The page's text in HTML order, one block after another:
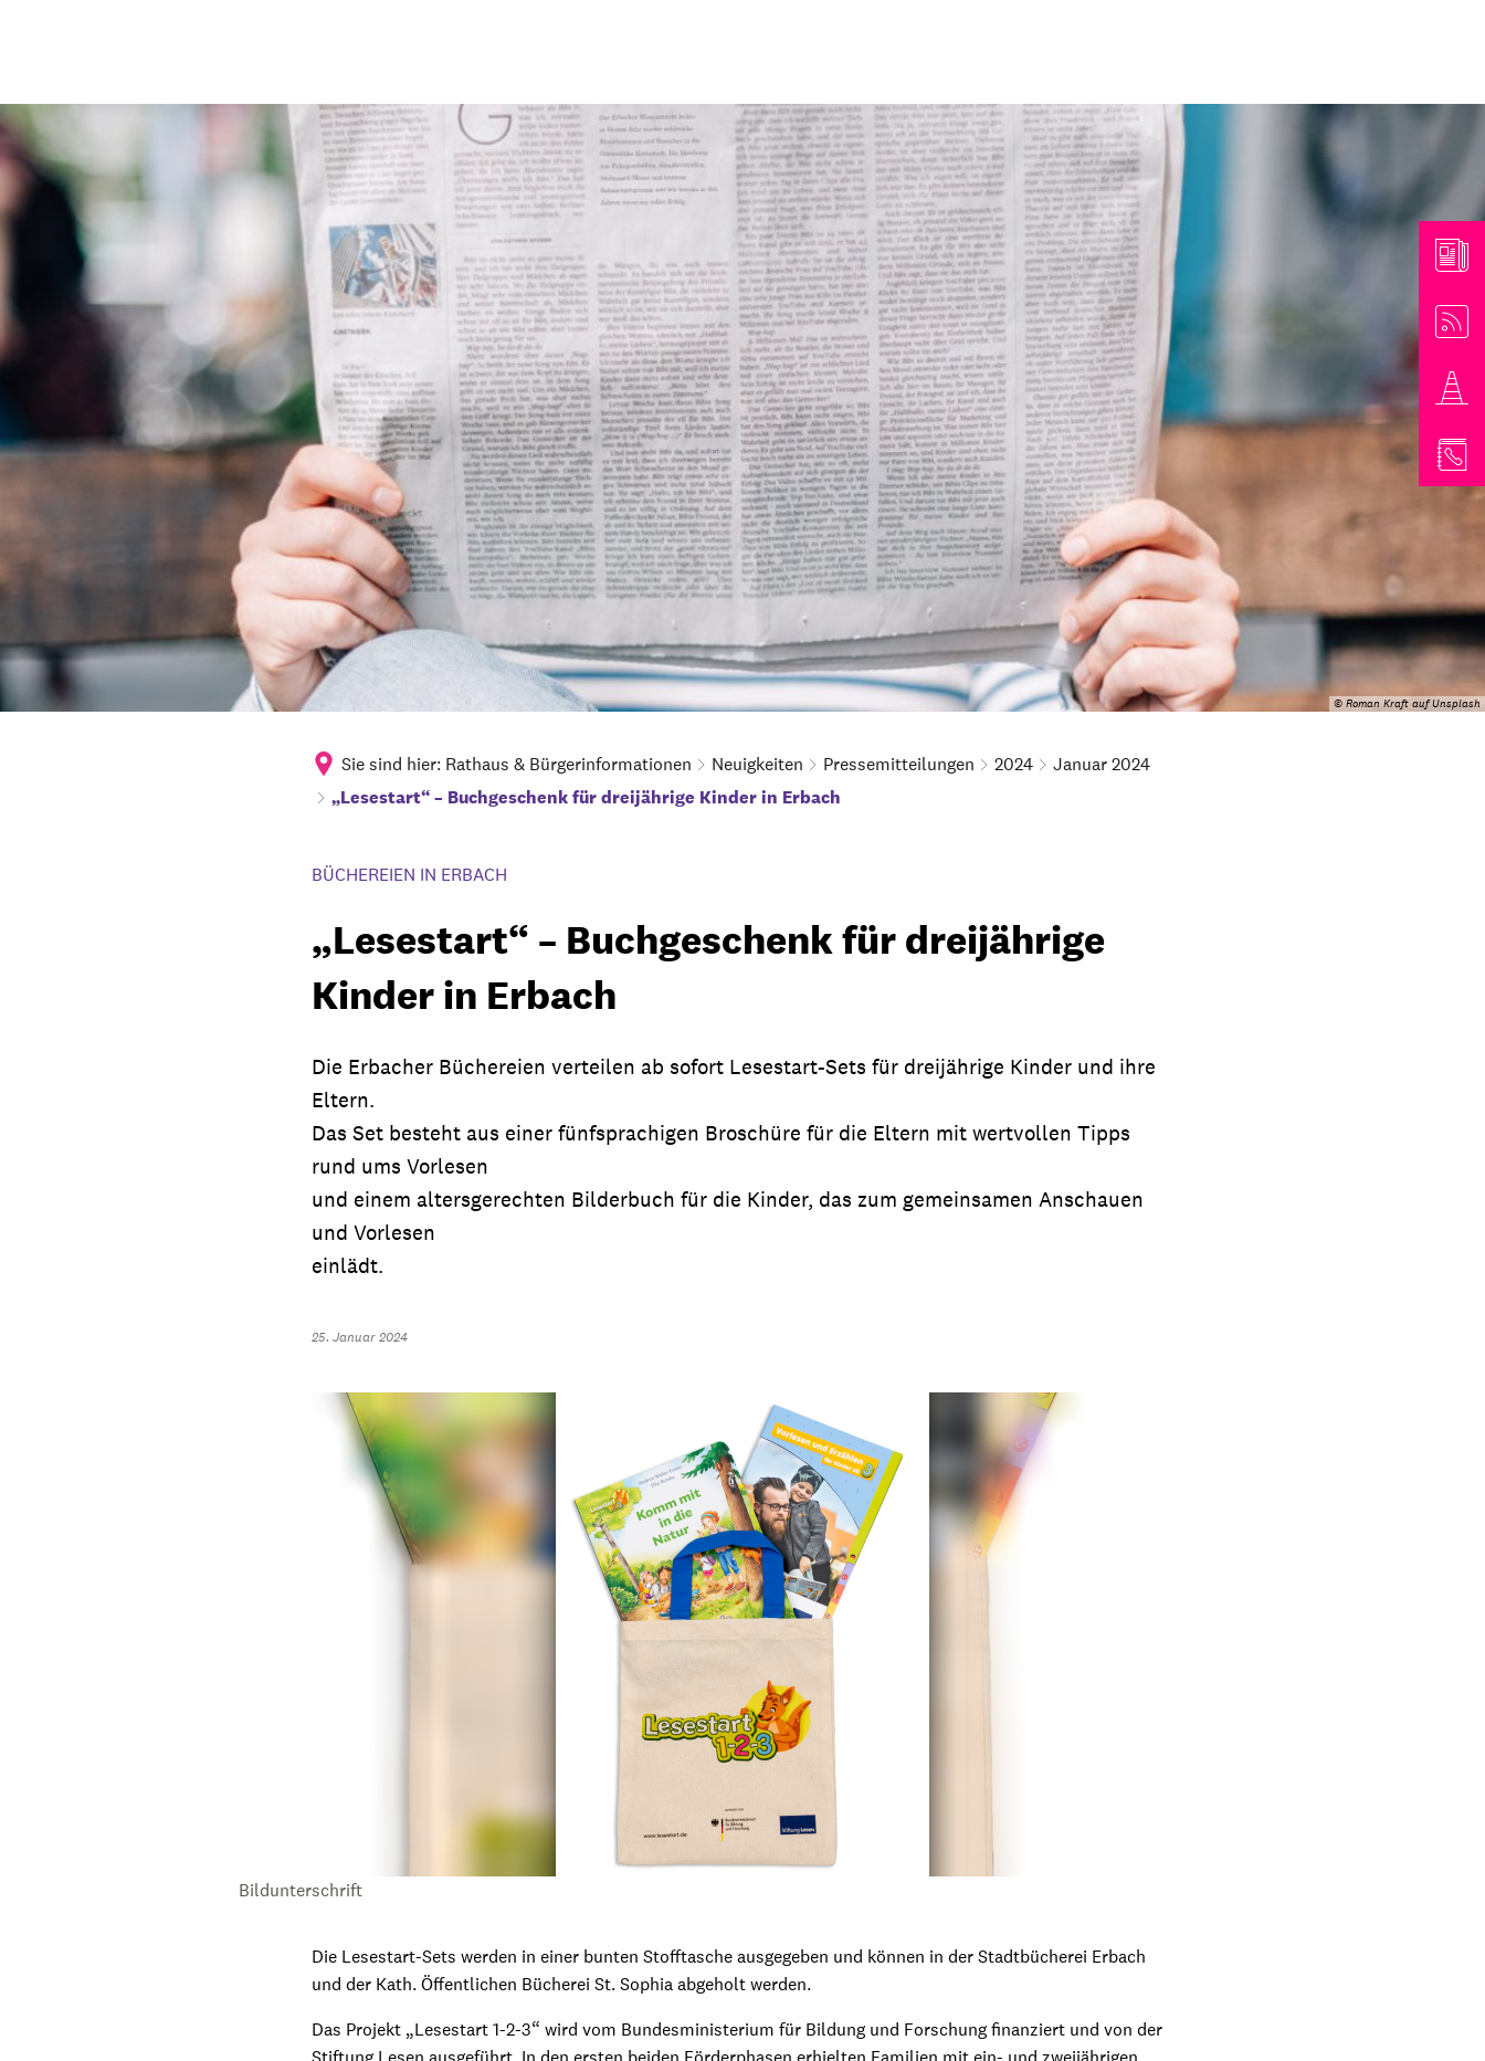
© Roman Kraft auf Unsplash
Sie sind hier: Rathaus & Bürgerinformationen Neuigkeiten Pressemitteilungen 2024 Januar 2024
„Lesestart“ – Buchgeschenk für dreijährige Kinder in Erbach
BÜCHEREIEN IN ERBACH
„Lesestart“ – Buchgeschenk für dreijährige
Kinder in Erbach
Die Erbacher Büchereien verteilen ab sofort Lesestart-Sets für dreijährige Kinder und ihre
Eltern.
Das Set besteht aus einer fünfsprachigen Broschüre für die Eltern mit wertvollen Tipps
rund ums Vorlesen
und einem altersgerechten Bilderbuch für die Kinder, das zum gemeinsamen Anschauen
und Vorlesen
einlädt.
25. Januar 2024
Bildunterschrift
Die Lesestart-Sets werden in einer bunten Stofftasche ausgegeben und können in der Stadtbücherei Erbach
und der Kath. Öffentlichen Bücherei St. Sophia abgeholt werden.
Das Projekt „Lesestart 1-2-3“ wird vom Bundesministerium für Bildung und Forschung finanziert und von der
Stiftung Lesen ausgeführt. In den ersten beiden Förderphasen erhielten Familien mit ein- und zweijährigen